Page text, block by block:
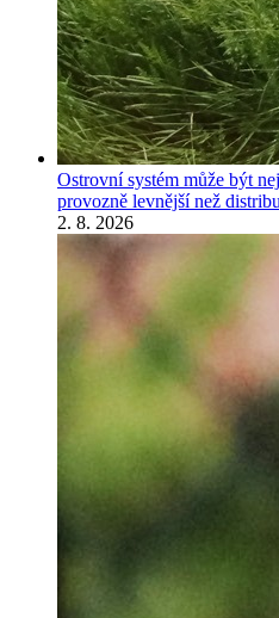
Ostrovní systém může být
provozně levnější než
2. 8. 2026